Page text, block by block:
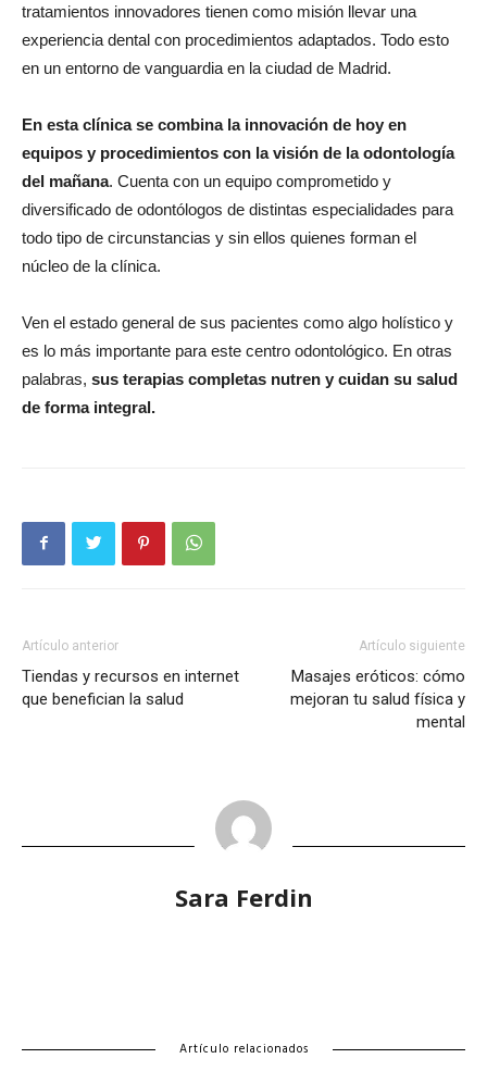
tratamientos innovadores tienen como misión llevar una
experiencia dental con procedimientos adaptados. Todo esto
en un entorno de vanguardia en la ciudad de Madrid.
En esta clínica se combina la innovación de hoy en
equipos y procedimientos con la visión de la odontología
del mañana. Cuenta con un equipo comprometido y
diversificado de odontólogos de distintas especialidades para
todo tipo de circunstancias y sin ellos quienes forman el
núcleo de la clínica.
Ven el estado general de sus pacientes como algo holístico y
es lo más importante para este centro odontológico. En otras
palabras, sus terapias completas nutren y cuidan su salud
de forma integral.
Artículo anterior
Tiendas y recursos en internet
que benefician la salud
Artículo siguiente
Masajes eróticos: cómo
mejoran tu salud física y
mental
Sara Ferdin
Artículo relacionados